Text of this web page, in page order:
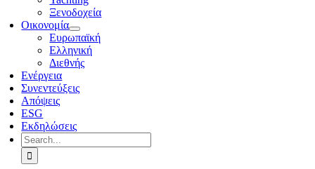
Ξενοδοχεία
Οικονομία
Ευρωπαϊκή
Ελληνική
Διεθνής
Ενέργεια
Συνεντεύξεις
Απόψεις
ESG
Εκδηλώσεις
Search
for: